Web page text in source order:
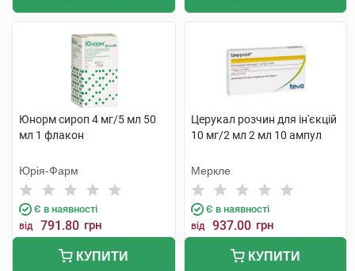
Юнорм сироп 4 мг/5 мл 50
мл 1 флакон
Юрія-Фарм
Є в наявності
від 791.80 грн
КУПИТИ
Церукал розчин для ін'єкцій
10 мг/2 мл 2 мл 10 ампул
Меркле
Є в наявності
від 937.00 грн
КУПИТИ